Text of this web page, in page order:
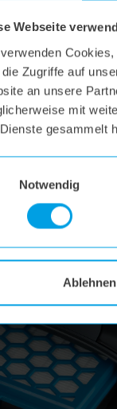
Webseite
die Zugriffe auf
an unsere
mit
gesammelt
Notwendig
Ablehnen